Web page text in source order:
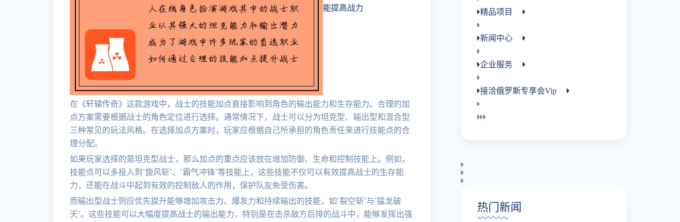
在《轩辕传奇》这款游戏中，战士的技能加点直接影响到角色的输出能力和生存能力。合理的加
点方案需要根据战士的角色定位进行选择。通常情况下，战士可以分为坦克型、输出型和混合型
三种常见的玩法风格。在选择加点方案时，玩家应根据自己所承担的角色责任来进行技能点的合
理分配。
如果玩家选择的是坦克型战士，那么加点的重点应该放在增加防御、生命和控制技能上。例如，
技能点可以多投入到“旋风斩”、“霸气冲锋”等技能上，这些技能不仅可以有效提高战士的生存能
力，还能在战斗中起到有效的控制敌人的作用，保护队友免受伤害。
而输出型战士则应优先提升能够增加攻击力、爆发力和持续输出的技能，如“裂空斩”与“猛龙破
天”。这些技能可以大幅度提高战士的输出能力，特别是在击杀敌方后排的战斗中，能够发挥出强
能提高战力
精品项目
新闻中心
企业服务
接洽俄罗斯专享会vip
热门新闻